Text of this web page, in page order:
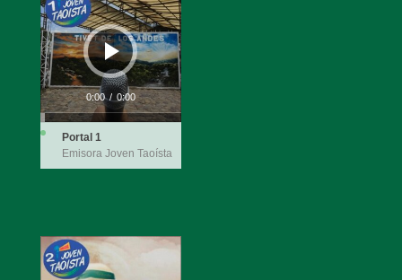
Player
0:00 / 0:00
Portal 1
Emisora Joven Taoísta
Audio
Player